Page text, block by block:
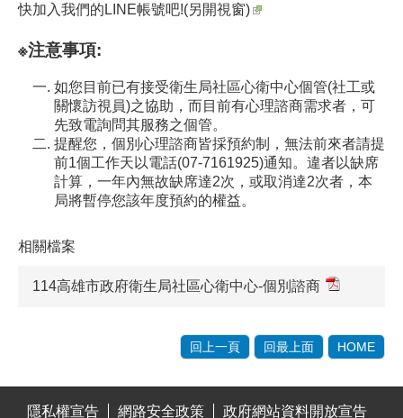
快加入我們的LINE帳號吧!(另開視窗)
※注意事項:
如您目前已有接受衛生局社區心衛中心個管(社工或
關懷訪視員)之協助，而目前有心理諮商需求者，可
先致電詢問其服務之個管。
提醒您，個別心理諮商皆採預約制，無法前來者請提
前1個工作天以電話(07-7161925)通知。違者以缺席
計算，一年內無故缺席達2次，或取消達2次者，本
局將暫停您該年度預約的權益。
相關檔案
114高雄市政府衛生局社區心衛中心-個別諮商
回上一頁 回最上面 HOME
隱私權宣告
網路安全政策 政府網站資料開放宣告